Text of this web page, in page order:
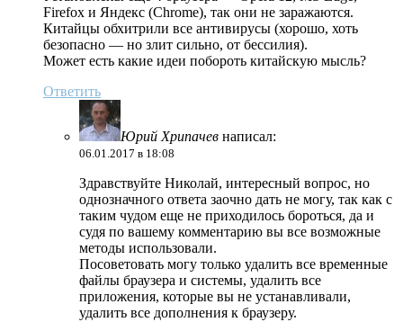
Firefox и Яндекс (Chrome), так они не заражаются.
Китайцы обхитрили все антивирусы (хорошо, хоть
безопасно — но злит сильно, от бессилия).
Может есть какие идеи побороть китайскую мысль?
Ответить
Юрий Хрипачев написал:
06.01.2017 в 18:08
Здравствуйте Николай, интересный вопрос, но
однозначного ответа заочно дать не могу, так как с
таким чудом еще не приходилось бороться, да и
судя по вашему комментарию вы все возможные
методы использовали.
Посоветовать могу только удалить все временные
файлы браузера и системы, удалить все
приложения, которые вы не устанавливали,
удалить все дополнения к браузеру.